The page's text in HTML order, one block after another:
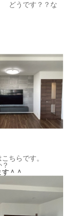
どうです？？な
ちらです。
＾＾